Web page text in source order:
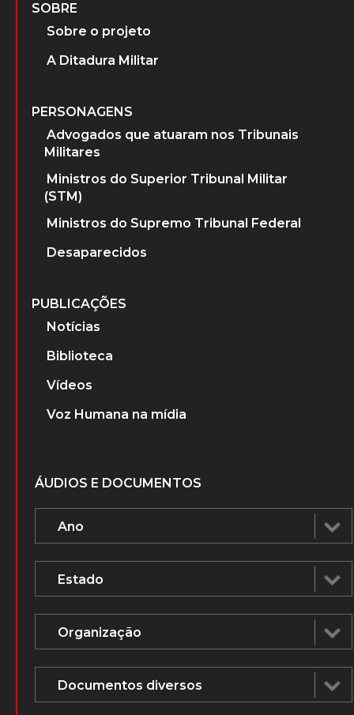
SOBRE
Sobre o projeto
A Ditadura Militar
PERSONAGENS
Advogados que atuaram nos Tribunais
Militares
Ministros do Superior Tribunal Militar
(STM)
Ministros do Supremo Tribunal Federal
Desaparecidos
PUBLICAÇÕES
Notícias
Biblioteca
Vídeos
Voz Humana na mídia
ÁUDIOS E DOCUMENTOS